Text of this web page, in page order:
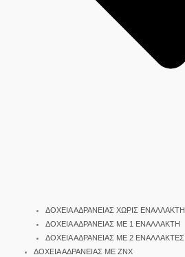
ΔΟΧΕΙΑ ΑΔΡΑΝΕΙΑΣ ΧΩΡΙΣ ΕΝΑΛΛΑΚΤΗ
ΔΟΧΕΙΑ ΑΔΡΑΝΕΙΑΣ ΜΕ 1 ΕΝΑΛΛΑΚΤΗ
ΔΟΧΕΙΑ ΑΔΡΑΝΕΙΑΣ ΜΕ 2 ΕΝΑΛΛΑΚΤΕΣ
ΔΟΧΕΙΑ ΑΔΡΑΝΕΙΑΣ ΜΕ ΖΝΧ